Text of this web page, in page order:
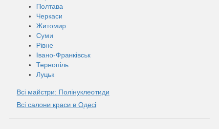
Полтава
Черкаси
Житомир
Суми
Рівне
Івано-Франківськ
Тернопіль
Луцьк
Всі майстри: Полінуклеотиди
Всі салони краси в Одесі